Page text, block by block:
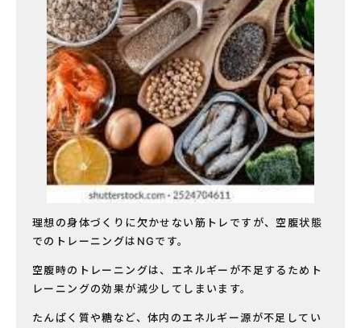
理想の身体づくりに欠かせない筋トレですが、空腹状態
でのトレーニングはNGです。
空腹時のトレーニングは、エネルギーが不足するためト
レーニングの効果が減少してしまいます。
たんぱく質や糖など、体内のエネルギー源が不足してい